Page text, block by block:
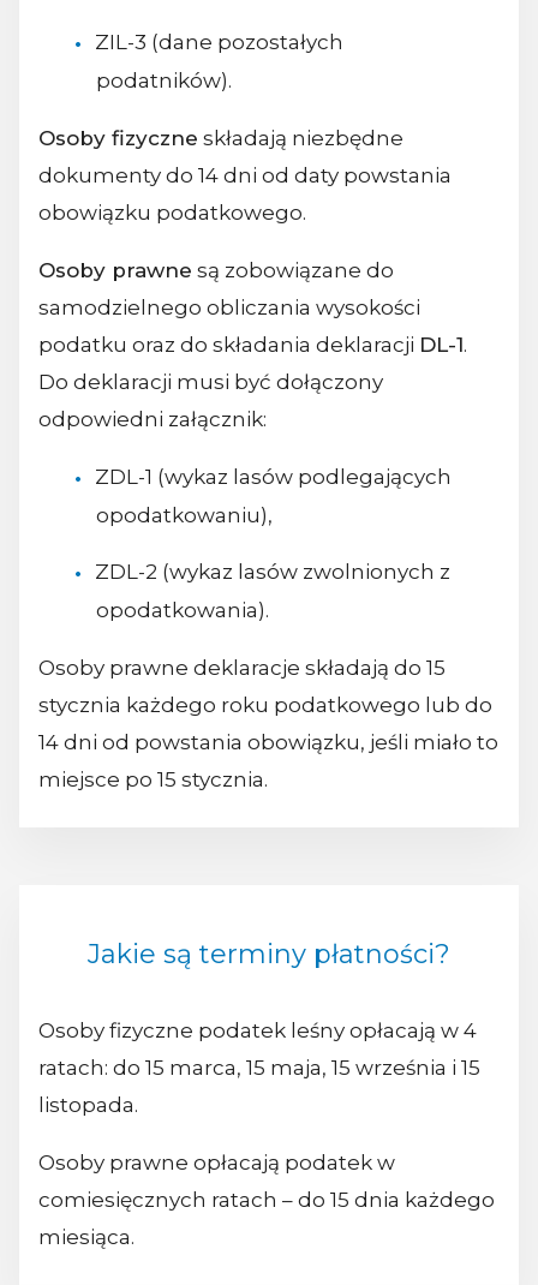
ZIL-3 (dane pozostałych
podatników).
Osoby fizyczne składają niezbędne
dokumenty do 14 dni od daty powstania
obowiązku podatkowego.
Osoby prawne są zobowiązane do
samodzielnego obliczania wysokości
podatku oraz do składania deklaracji DL-1.
Do deklaracji musi być dołączony
odpowiedni załącznik:
ZDL-1 (wykaz lasów podlegających
opodatkowaniu),
ZDL-2 (wykaz lasów zwolnionych z
opodatkowania).
Osoby prawne deklaracje składają do 15
stycznia każdego roku podatkowego lub do
14 dni od powstania obowiązku, jeśli miało to
miejsce po 15 stycznia.
Jakie są terminy płatności?
Osoby fizyczne podatek leśny opłacają w 4
ratach: do 15 marca, 15 maja, 15 września i 15
listopada.
Osoby prawne opłacają podatek w
comiesięcznych ratach – do 15 dnia każdego
miesiąca.